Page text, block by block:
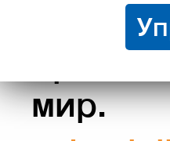
Но мы
мир.